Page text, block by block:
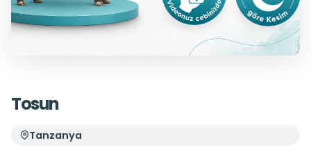
Tosun
Tanzanya